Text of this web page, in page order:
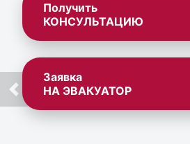
Получить
КОНСУЛЬТАЦИЮ
Заявка
НА ЭВАКУАТОР